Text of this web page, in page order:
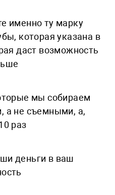
именно ту марку
которая указана в
даст возможность
мы собираем
а не съемными, а,
раз
деньги в ваш